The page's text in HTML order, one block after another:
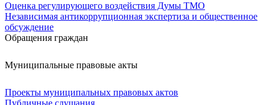
Оценка регулирующего воздействия Думы ТМО
Независимая антикоррупционная экспертиза и общественное
обсуждение
Обращения граждан
Муниципальные правовые акты
Проекты муниципальных правовых актов
Публичные слушания